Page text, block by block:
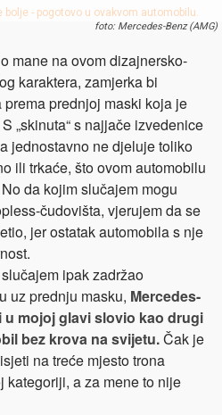
foto: Mercedes-Benz (AMG)
mane na ovom dizajnersko-
karaktera, zamjerka bi
prednjoj maski koja je
„skinuta“ s najjače izvedenice
jednostavno ne djeluje toliko
ili trkaće, što ovom automobilu
da kojim slučajem mogu
čudovišta, vjerujem da se
jer ostatak automobila s nje
ipak zadržao
uz prednju masku, Mercedes-
u mojoj glavi slovio kao drugi
bez krova na svijetu.Čak je
na treće mjesto trona
kategoriji, a za mene to nije